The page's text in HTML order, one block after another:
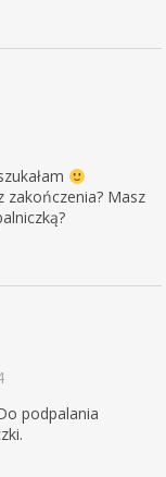
zakończenia? Masz
podpalania